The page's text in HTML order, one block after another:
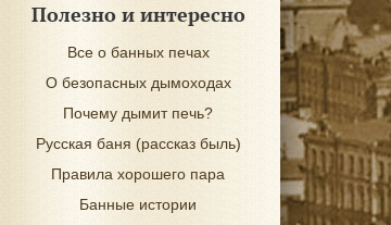
Полезно и интересно
Все о банных печах
О безопасных дымоходах
Почему дымит печь?
Русская баня (рассказ быль)
Правила хорошего пара
Банные истории